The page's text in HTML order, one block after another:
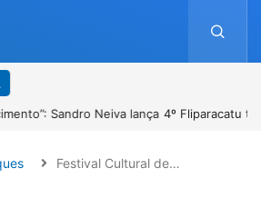
abertas para o Prêmio de Redação e
Festival Cultural de…